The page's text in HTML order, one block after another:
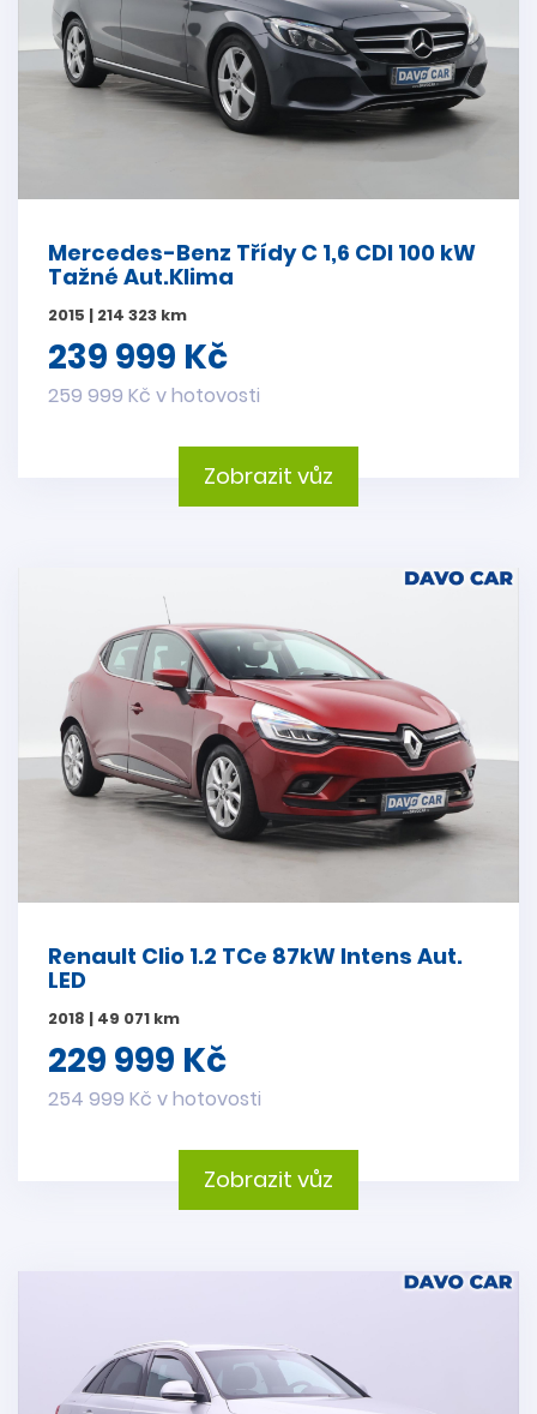
Mercedes-Benz Třídy C 1,6 CDI 100 kW
Tažné Aut.Klima
2015 | 214 323 km
239 999 Kč
259 999 Kč v hotovosti
Zobrazit vůz
Renault Clio 1.2 TCe 87kW Intens Aut.
LED
2018 | 49 071 km
229 999 Kč
254 999 Kč v hotovosti
Zobrazit vůz